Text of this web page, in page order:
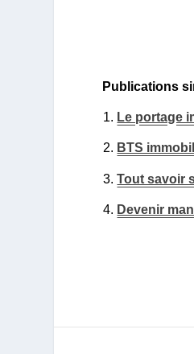
Publications
Le portage
BTS
Tout savoir
Devenir